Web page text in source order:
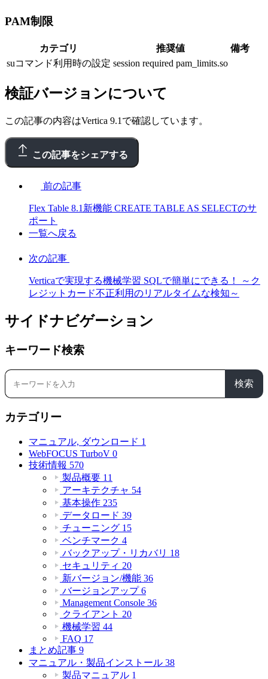
PAM制限
カテゴリ 推奨値
備考
suコマンド利用時の設定 session required pam_limits.so
検証バージョンについて
この記事の内容はVertica 9.1で確認しています。
この記事をシェアする
前の記事
Flex Table 8.1新機能 CREATE TABLE AS SELECTのサ
ポート
一覧へ戻る
次の記事
Verticaで実現する機械学習 SQLで簡単にできる！ ～ク
レジットカード不正利用のリアルタイムな検知～
サイドナビゲーション
キーワード検索
検索
カテゴリー
マニュアル, ダウンロード 1
WebFOCUS TurboV 0
技術情報 570
製品概要 11
アーキテクチャ 54
基本操作 235
データロード 39
チューニング 15
ベンチマーク 4
バックアップ・リカバリ 18
セキュリティ 20
新バージョン/機能 36
バージョンアップ 6
Management Console 36
クライアント 20
機械学習 44
FAQ 17
まとめ記事 9
マニュアル・製品インストール 38
製品マニュアル 1